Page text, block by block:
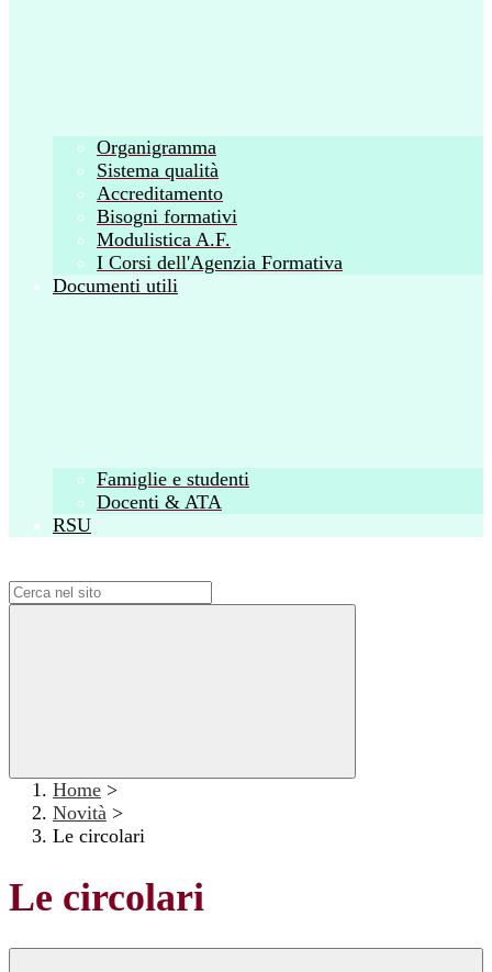
Organigramma
Sistema qualità
Accreditamento
Bisogni formativi
Modulistica A.F.
I Corsi dell'Agenzia Formativa
Documenti utili
Famiglie e studenti
Docenti & ATA
RSU
Home >
Novità >
Le circolari
Le circolari